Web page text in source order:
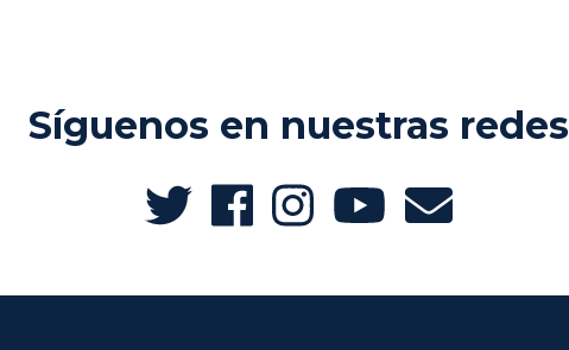
Síguenos en nuestras redes